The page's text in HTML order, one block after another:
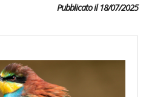
Pubblicato il 18/07/2025